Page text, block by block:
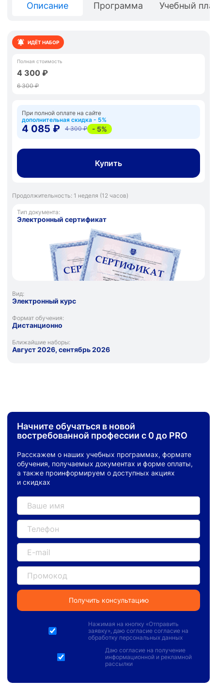
Описание Программа Учебный
ИДЁТ НАБОР
Полная стоимость
4 300 ₽
6 300 ₽
При полной оплате на сайте
дополнительная скидка - 5%
4 085 ₽ 4 300 ₽ - 5%
Купить
Продолжительность: 1 неделя (12 часов)
Вид:
Электронный курс
Формат обучения:
Дистанционно
Ближайшие наборы:
Август 2026, сентябрь 2026
Тип документа:
Электронный сертификат
Начните обучаться в новой
востребованной профессии с 0 до PRO
Расскажем о наших учебных программах, формате
обучения, получаемых документах и форме оплаты,
а также проинформируем о доступных акциях
и скидках
Нажимая на кнопку «Отправить
заявку», даю согласие согласие на
обработку персональных данных
Даю согласие на получение
информационной и рекламной
рассылки